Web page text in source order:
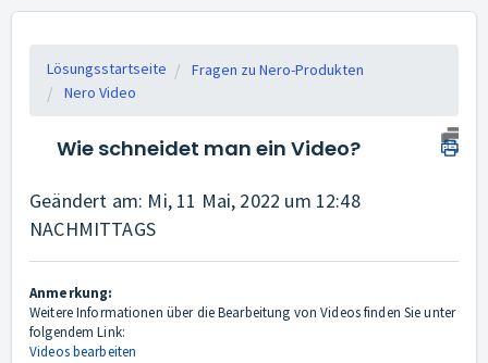
Lösungsstartseite
Fragen zu Nero-Produkten
Nero Video
Wie schneidet man ein Video?
Geändert am: Mi, 11 Mai, 2022 um 12:48
NACHMITTAGS
Anmerkung:
Weitere Informationen über die Bearbeitung von Videos finden Sie unter
folgendem Link:
Videos bearbeiten